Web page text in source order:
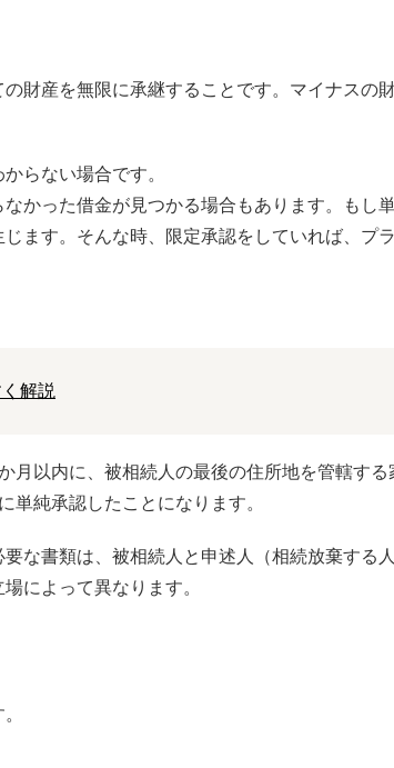
財産を無限に承継することです。マイナスの
らない場合です。
かった借金が見つかる場合もあります。もし
ます。そんな時、限定承認をしていれば、プ
解説
月以内に、被相続人の最後の住所地を管轄する
単純承認したことになります。
な書類は、被相続人と申述人（相続放棄する
によって異なります。